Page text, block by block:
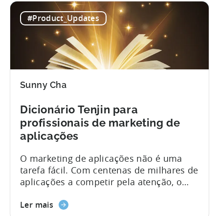
formatos mais envolventes, na esperança
de reduzir as taxas de custo por
instalação (CPI). Quanto mais utilizadores
de alta qualidade conseguirem fornecer
a...
#Product_Updates
Sunny Cha
Dicionário Tenjin para
profissionais de marketing de
aplicações
O marketing de aplicações não é uma
tarefa fácil. Com centenas de milhares de
aplicações a competir pela atenção, o
exigindo a capacidade de navegar
Ler mais